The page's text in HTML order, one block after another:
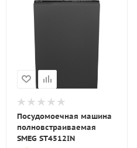
Посудомоечная машина
полновстраиваемая
SMEG ST4512IN